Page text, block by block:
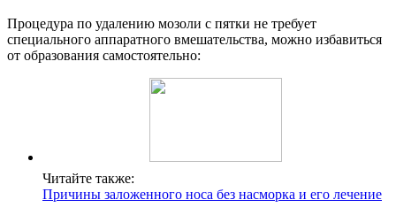
Процедура по удалению мозоли с пятки не требует
специального аппаратного вмешательства, можно избавиться
от образования самостоятельно:
Читайте также:
Причины заложенного носа без насморка и его лечение